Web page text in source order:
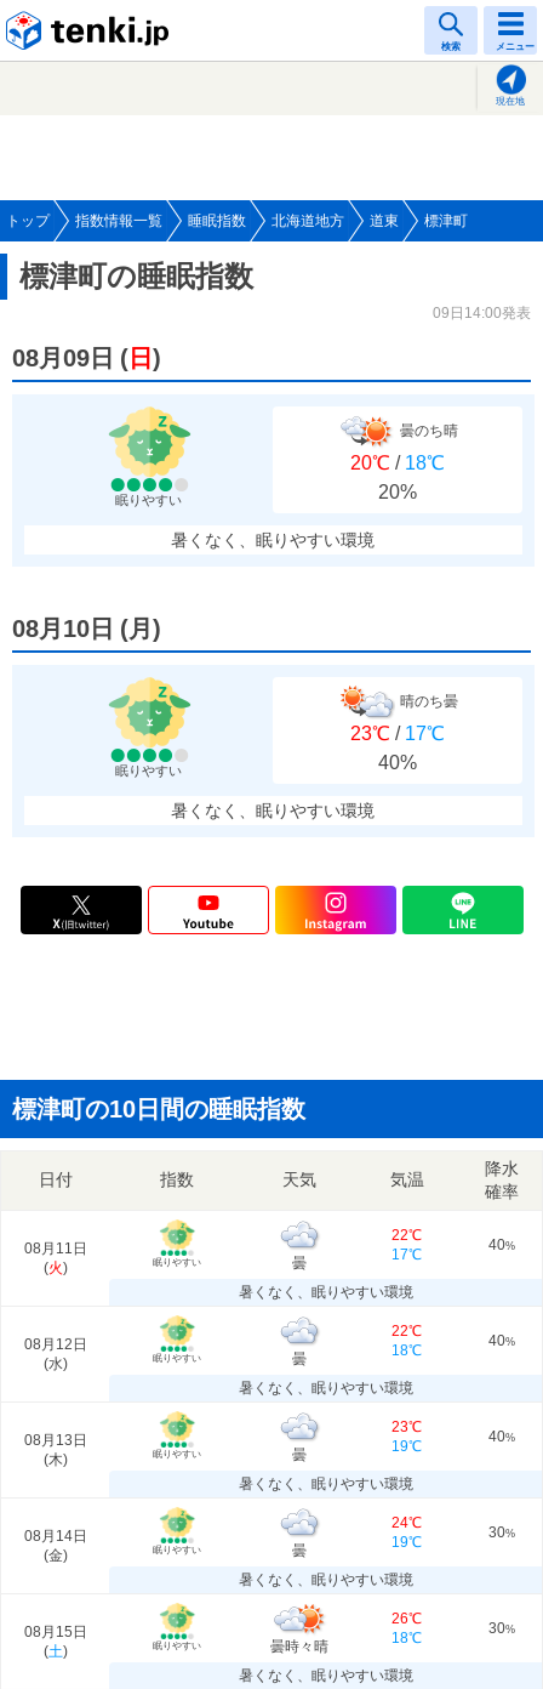
検索 メニュー
現在地
トップ 指数情報一覧 睡眠指数 北海道地方 道東 標津町
標津町の睡眠指数
09日14:00発表
08月09日 ( 日 )
眠りやすい
曇のち晴
20℃ / 18℃
20%
暑くなく、眠りやすい環境
08月10日 (月 )
眠りやすい
晴のち曇
23℃ / 17℃
40%
暑くなく、眠りやすい環境
標津町の10日間の睡眠指数
日付 指数 天気 気温
降水
確率
08月11日
(火) 眠りやすい 曇
22℃
17℃
40%
暑くなく、眠りやすい環境
08月12日
(水) 眠りやすい 曇
22℃
18℃
40%
暑くなく、眠りやすい環境
08月13日
(木) 眠りやすい 曇
23℃
19℃
40%
暑くなく、眠りやすい環境
08月14日
(金) 眠りやすい 曇
24℃
19℃
30%
暑くなく、眠りやすい環境
08月15日
(土) 眠りやすい 曇時々晴
26℃
18℃
30%
暑くなく、眠りやすい環境